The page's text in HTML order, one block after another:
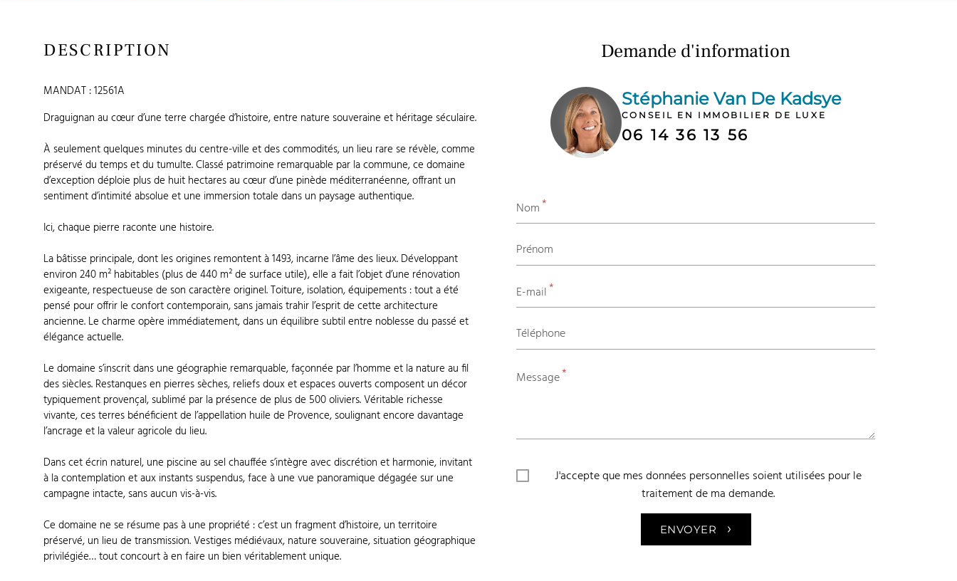
DESCRIPTION
MANDAT : 12561A
Draguignan au cœur d’une terre chargée d’histoire, entre nature souveraine et héritage séculaire.
À seulement quelques minutes du centre-ville et des commodités, un lieu rare se révèle, comme
préservé du temps et du tumulte. Classé patrimoine remarquable par la commune, ce domaine
d’exception déploie plus de huit hectares au cœur d’une pinède méditerranéenne, offrant un
sentiment d’intimité absolue et une immersion totale dans un paysage authentique.
Ici, chaque pierre raconte une histoire.
La bâtisse principale, dont les origines remontent à 1493, incarne l’âme des lieux. Développant
environ 240 m² habitables (plus de 440 m² de surface utile), elle a fait l’objet d’une rénovation
exigeante, respectueuse de son caractère originel. Toiture, isolation, équipements : tout a été
pensé pour offrir le confort contemporain, sans jamais trahir l’esprit de cette architecture
ancienne. Le charme opère immédiatement, dans un équilibre subtil entre noblesse du passé et
élégance actuelle.
Le domaine s’inscrit dans une géographie remarquable, façonnée par l’homme et la nature au fil
des siècles. Restanques en pierres sèches, reliefs doux et espaces ouverts composent un décor
typiquement provençal, sublimé par la présence de plus de 500 oliviers. Véritable richesse
vivante, ces terres bénéficient de l’appellation huile de Provence, soulignant encore davantage
l’ancrage et la valeur agricole du lieu.
Dans cet écrin naturel, une piscine au sel chauffée s’intègre avec discrétion et harmonie, invitant
à la contemplation et aux instants suspendus, face à une vue panoramique dégagée sur une
campagne intacte, sans aucun vis-à-vis.
Ce domaine ne se résume pas à une propriété : c’est un fragment d’histoire, un territoire
préservé, un lieu de transmission. Vestiges médiévaux, nature souveraine, situation géographique
privilégiée… tout concourt à en faire un bien véritablement unique.
Demande d'information
Stéphanie Van De Kadsye
CONSEIL EN IMMOBILIER DE LUXE
06 14 36 13 56
Nom*
Prénom
E-mail*
Téléphone
Message*
J'accepte que mes données personnelles soient utilisées pour le
traitement de ma demande.
ENVOYER ›